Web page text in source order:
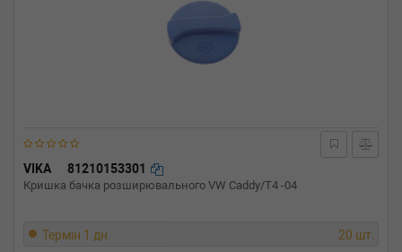
VIKA 81210153301
Кришка бачка розширювального VW Caddy/T4 -04
Термін 1 дн. 20 шт.